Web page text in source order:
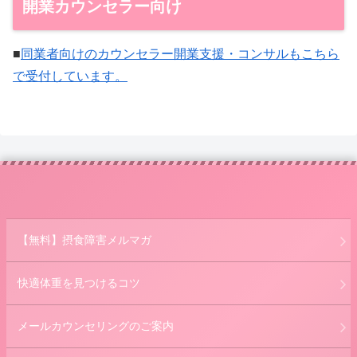
開業カウンセラー向け
■同業者向けのカウンセラー開業支援・コンサルもこちら
で受付しています。
【無料】摂食障害メルマガ
快適体重を見つけるコツ
メールカウンセリングのご案内